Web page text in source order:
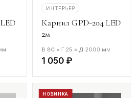
ИНТЕРЬЕР
Карниз GPD-204 LED
2м
В 80 × Г 25 × Д 2000 мм
1 050 ₽
НОВИНКА